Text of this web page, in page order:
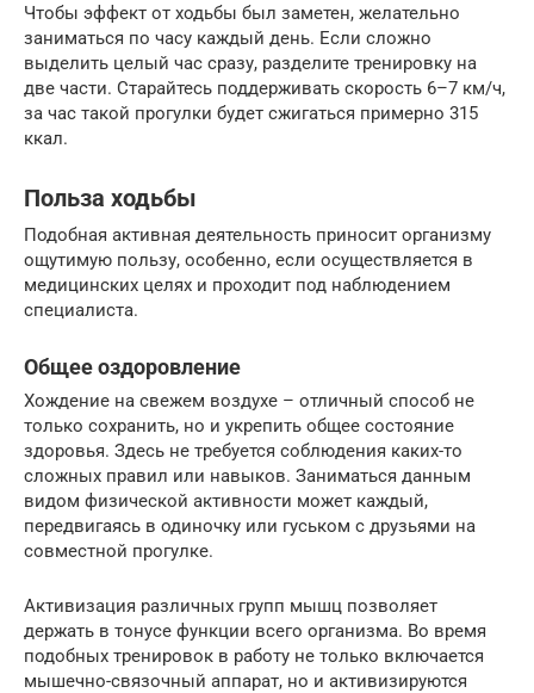
Чтобы эффект от ходьбы был заметен, желательно
заниматься по часу каждый день. Если сложно
выделить целый час сразу, разделите тренировку на
две части. Старайтесь поддерживать скорость 6–7 км/ч,
за час такой прогулки будет сжигаться примерно 315
ккал.
Польза ходьбы
Подобная активная деятельность приносит организму
ощутимую пользу, особенно, если осуществляется в
медицинских целях и проходит под наблюдением
специалиста.
Общее оздоровление
Хождение на свежем воздухе – отличный способ не
только сохранить, но и укрепить общее состояние
здоровья. Здесь не требуется соблюдения каких-то
сложных правил или навыков. Заниматься данным
видом физической активности может каждый,
передвигаясь в одиночку или гуськом с друзьями на
совместной прогулке.
Активизация различных групп мышц позволяет
держать в тонусе функции всего организма. Во время
подобных тренировок в работу не только включается
мышечно-связочный аппарат, но и активизируются